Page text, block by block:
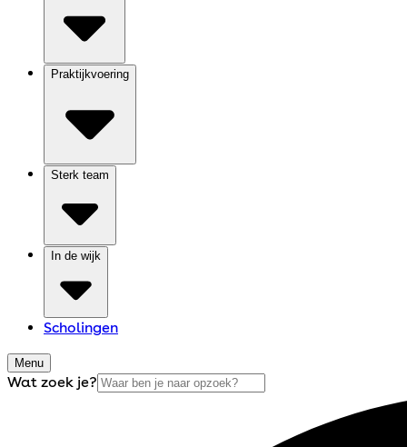
Praktijkvoering
Sterk team
In de wijk
Scholingen
Menu
Wat zoek je?